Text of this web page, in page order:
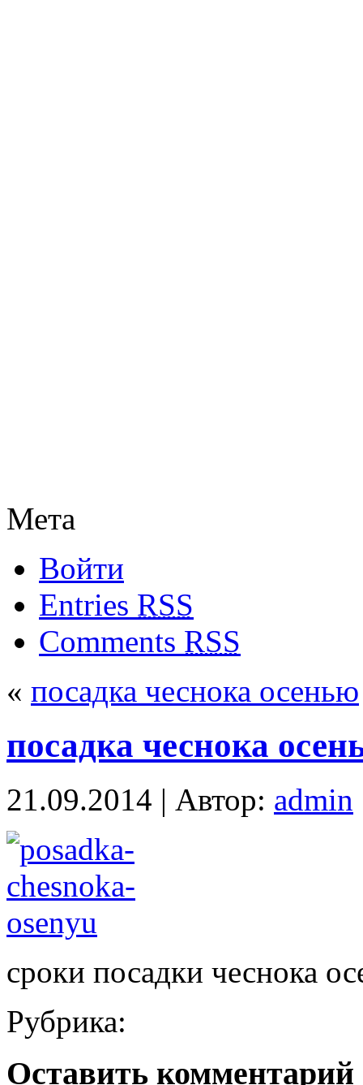
Мета
Войти
Entries RSS
Comments RSS
« посадка чеснока осенью
посадка чеснока
21.09.2014 | Автор: admin
сроки посадки чеснока
Рубрика:
Оставить комментарий